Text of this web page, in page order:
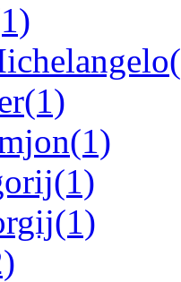
(1)
(1)
(1)
(1)